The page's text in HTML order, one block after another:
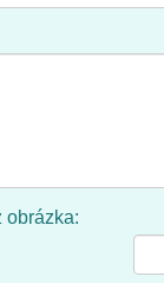
obrázka: